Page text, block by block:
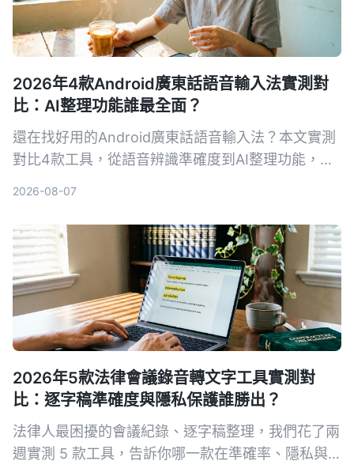
2026年4款Android廣東話語音輸入法實測對
比：AI整理功能誰最全面？
還在找好用的Android廣東話語音輸入法？本文實測
對比4款工具，從語音辨識準確度到AI整理功能，幫
2026-08-07
2026年5款法律會議錄音轉文字工具實測對
比：逐字稿準確度與隱私保護誰勝出？
法律人最困擾的會議紀錄、逐字稿整理，我們花了兩
週實測 5 款工具，告訴你哪一款在準確率、隱私與